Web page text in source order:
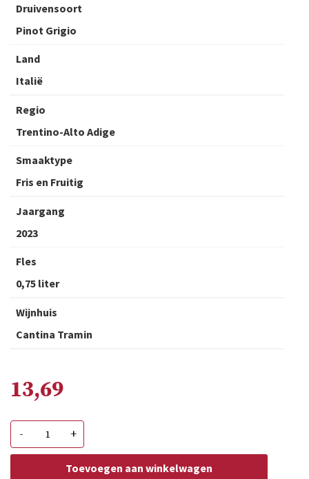
Druivensoort
Pinot Grigio
Land
Italië
Regio
Trentino-Alto Adige
Smaaktype
Fris en Fruitig
Jaargang
2023
Fles
0,75 liter
Wijnhuis
Cantina Tramin
13,69
-
Pinot
Grigio
+
Toevoegen aan winkelwagen